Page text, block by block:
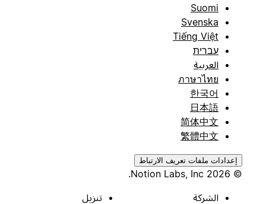
Suomi
Svenska
Tiếng Việt
עברית
العربية
ภาษาไทย
한국어
日本語
简体中文
繁體中文
إعدادات ملفات تعريف الارتباط
الشركة
تنزيل